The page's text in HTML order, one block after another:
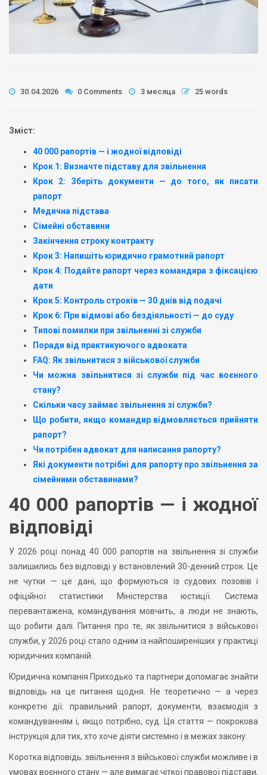
30.04.2026 0 Comments 3 месяца 25 words
Зміст:
40 000 рапортів — і жодної відповіді
Крок 1: Визначте підставу для звільнення
Крок 2: Зберіть документи — до того, як писати
рапорт
Медична підстава
Сімейні обставини
Закінчення строку контракту
Крок 3: Напишіть юридично грамотний рапорт
Крок 4: Подайте рапорт через командира з фіксацією
дати
Крок 5: Контроль строків — 30 днів від подачі
Крок 6: При відмові або бездіяльності — до суду
Типові помилки при звільненні зі служби
Поради від практикуючого адвоката
FAQ: Як звільнитися з військової служби
Чи можна звільнитися зі служби під час воєнного
стану?
Скільки часу займає звільнення зі служби?
Що робити, якщо командир відмовляється прийняти
рапорт?
Чи потрібен адвокат для написання рапорту?
Які документи потрібні для рапорту про звільнення за
сімейними обставинами?
40 000 рапортів — і жодної
відповіді
У 2026 році понад 40 000 рапортів на звільнення зі служби
залишились без відповіді у встановлений 30-денний строк. Це
не чутки — це дані, що формуються із судових позовів і
офіційної статистики Міністерства юстиції. Система
перевантажена, командування мовчить, а люди не знають,
що робити далі. Питання про те, як звільнитися з військової
служби, у 2026 році стало одним із найпоширеніших у практиці
юридичних компаній.
Юридична компанія Приходько та партнери допомагає знайти
відповідь на це питання щодня. Не теоретично — а через
конкретні дії: правильний рапорт, документи, взаємодія з
командуванням і, якщо потрібно, суд. Ця стаття — покрокова
інструкція для тих, хто хоче діяти системно і в межах закону.
Коротка відповідь: звільнення з військової служби можливе і в
умовах воєнного стану — але вимагає чіткої правової підстави,